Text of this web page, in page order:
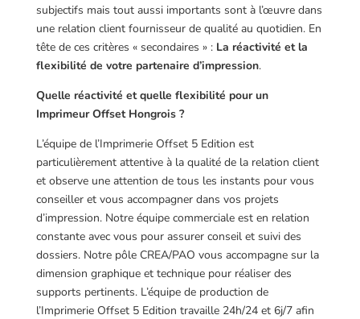
subjectifs mais tout aussi importants sont à l’œuvre dans
une relation client fournisseur de qualité au quotidien. En
tête de ces critères « secondaires » : La réactivité et la
flexibilité de votre partenaire d’impression.
Quelle réactivité et quelle flexibilité pour un
Imprimeur Offset Hongrois ?
L’équipe de l’Imprimerie Offset 5 Edition est
particulièrement attentive à la qualité de la relation client
et observe une attention de tous les instants pour vous
conseiller et vous accompagner dans vos projets
d’impression. Notre équipe commerciale est en relation
constante avec vous pour assurer conseil et suivi des
dossiers. Notre pôle CREA/PAO vous accompagne sur la
dimension graphique et technique pour réaliser des
supports pertinents. L’équipe de production de
l’Imprimerie Offset 5 Edition travaille 24h/24 et 6j/7 afin